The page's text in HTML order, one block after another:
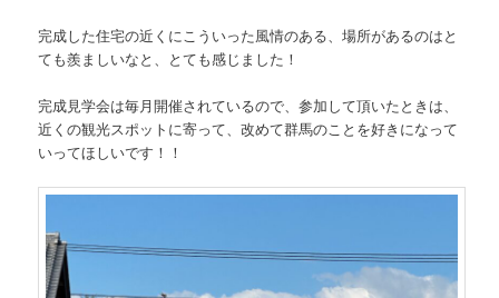
完成した住宅の近くにこういった風情のある、場所があるのはと
ても羨ましいなと、とても感じました！
完成見学会は毎月開催されているので、参加して頂いたときは、
近くの観光スポットに寄って、改めて群馬のことを好きになって
いってほしいです！！